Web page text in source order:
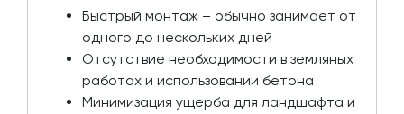
Быстрый монтаж – обычно занимает от
одного до нескольких дней
Отсутствие необходимости в земляных
работах и использовании бетона
Минимизация ущерба для ландшафта и